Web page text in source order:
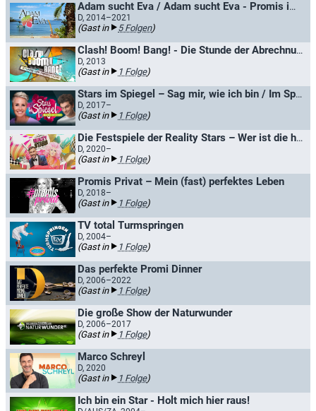
Adam sucht Eva / Adam sucht Eva - Promis im Paradies
D, 2014–2021
(Gast in 5 Folgen)
Clash! Boom! Bang! - Die Stunde der Abrechnung
D, 2013
(Gast in 1 Folge)
Stars im Spiegel – Sag mir, wie ich bin / Im Spiegel der Anderen
D, 2017–
(Gast in 1 Folge)
Die Festspiele der Reality Stars – Wer ist die hellste Kerze?
D, 2020–
(Gast in 1 Folge)
Promis Privat – Mein (fast) perfektes Leben
D, 2018–
(Gast in 1 Folge)
TV total Turmspringen
D, 2004–
(Gast in 1 Folge)
Das perfekte Promi Dinner
D, 2006–2022
(Gast in 1 Folge)
Die große Show der Naturwunder
D, 2006–2017
(Gast in 1 Folge)
Marco Schreyl
D, 2020
(Gast in 1 Folge)
Ich bin ein Star - Holt mich hier raus!